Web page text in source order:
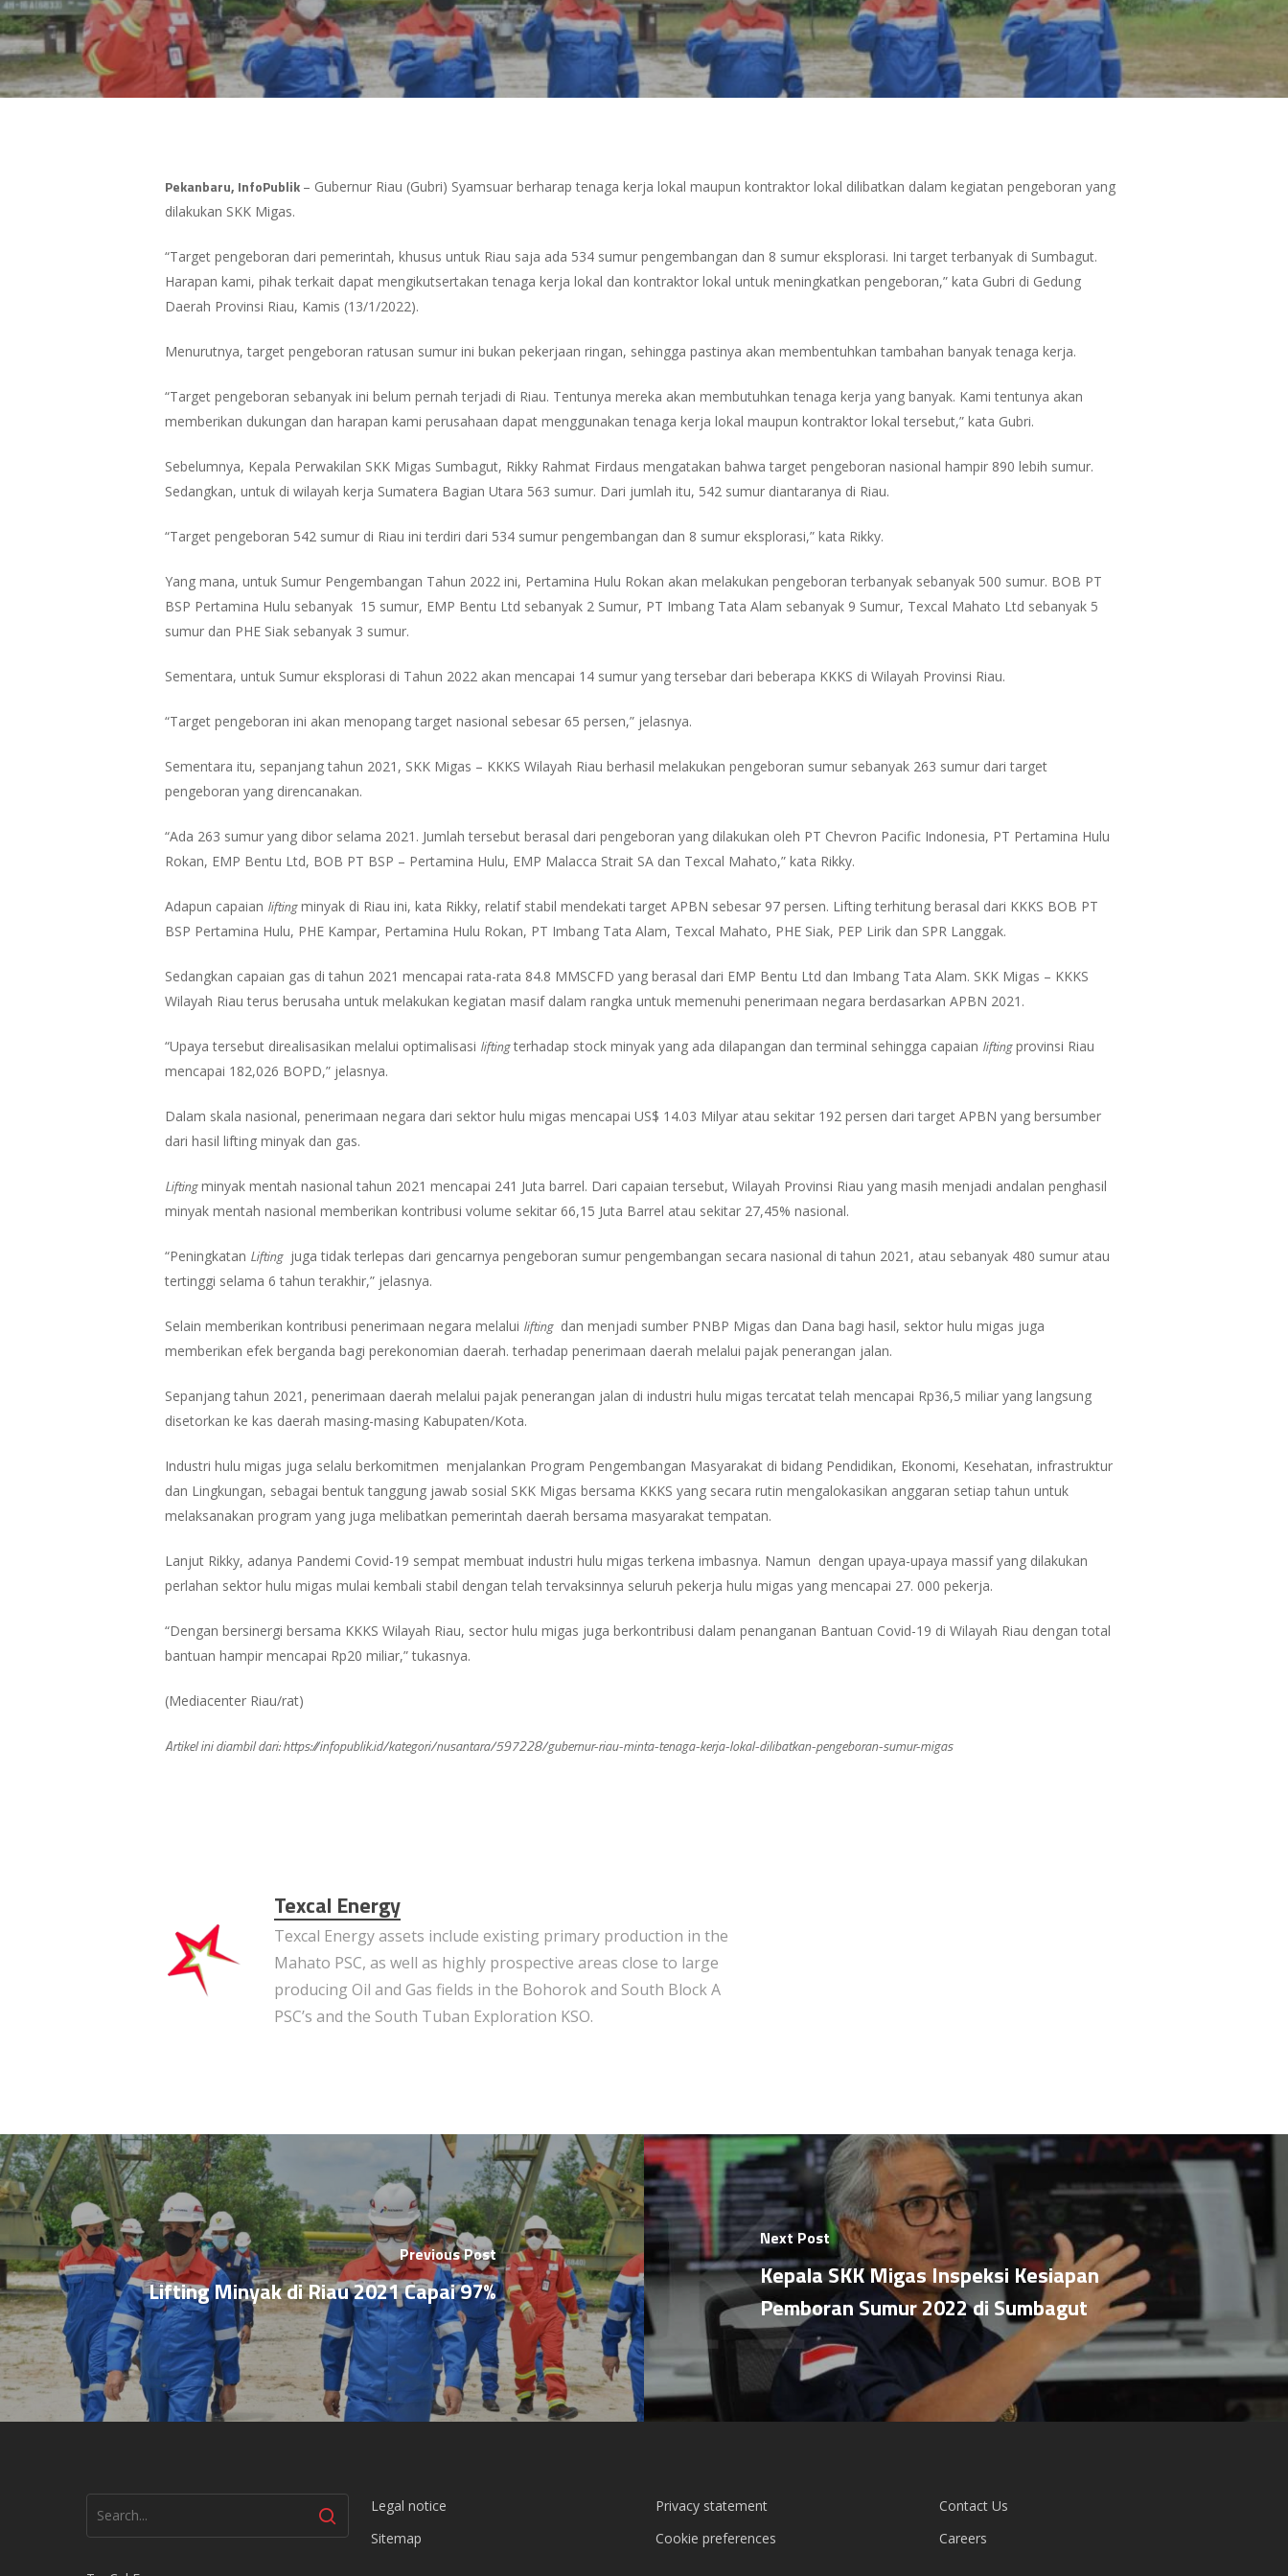
Hit enter to search or ESC to close
Pekanbaru, InfoPublik – Gubernur Riau (Gubri) Syamsuar berharap tenaga kerja lokal maupun kontraktor lokal dilibatkan dalam kegiatan pengeboran yang
dilakukan SKK Migas.
“Target pengeboran dari pemerintah, khusus untuk Riau saja ada 534 sumur pengembangan dan 8 sumur eksplorasi. Ini target terbanyak di Sumbagut.
Harapan kami, pihak terkait dapat mengikutsertakan tenaga kerja lokal dan kontraktor lokal untuk meningkatkan pengeboran,” kata Gubri di Gedung
Daerah Provinsi Riau, Kamis (13/1/2022).
Menurutnya, target pengeboran ratusan sumur ini bukan pekerjaan ringan, sehingga pastinya akan membentuhkan tambahan banyak tenaga kerja.
“Target pengeboran sebanyak ini belum pernah terjadi di Riau. Tentunya mereka akan membutuhkan tenaga kerja yang banyak. Kami tentunya akan
memberikan dukungan dan harapan kami perusahaan dapat menggunakan tenaga kerja lokal maupun kontraktor lokal tersebut,” kata Gubri.
Sebelumnya, Kepala Perwakilan SKK Migas Sumbagut, Rikky Rahmat Firdaus mengatakan bahwa target pengeboran nasional hampir 890 lebih sumur.
Sedangkan, untuk di wilayah kerja Sumatera Bagian Utara 563 sumur. Dari jumlah itu, 542 sumur diantaranya di Riau.
“Target pengeboran 542 sumur di Riau ini terdiri dari 534 sumur pengembangan dan 8 sumur eksplorasi,” kata Rikky.
Yang mana, untuk Sumur Pengembangan Tahun 2022 ini, Pertamina Hulu Rokan akan melakukan pengeboran terbanyak sebanyak 500 sumur. BOB PT
BSP Pertamina Hulu sebanyak 15 sumur, EMP Bentu Ltd sebanyak 2 Sumur, PT Imbang Tata Alam sebanyak 9 Sumur, Texcal Mahato Ltd sebanyak 5
sumur dan PHE Siak sebanyak 3 sumur.
Sementara, untuk Sumur eksplorasi di Tahun 2022 akan mencapai 14 sumur yang tersebar dari beberapa KKKS di Wilayah Provinsi Riau.
“Target pengeboran ini akan menopang target nasional sebesar 65 persen,” jelasnya.
Sementara itu, sepanjang tahun 2021, SKK Migas – KKKS Wilayah Riau berhasil melakukan pengeboran sumur sebanyak 263 sumur dari target
pengeboran yang direncanakan.
“Ada 263 sumur yang dibor selama 2021. Jumlah tersebut berasal dari pengeboran yang dilakukan oleh PT Chevron Pacific Indonesia, PT Pertamina Hulu
Rokan, EMP Bentu Ltd, BOB PT BSP – Pertamina Hulu, EMP Malacca Strait SA dan Texcal Mahato,” kata Rikky.
Adapun capaian liftingminyak di Riau ini, kata Rikky, relatif stabil mendekati target APBN sebesar 97 persen. Lifting terhitung berasal dari KKKS BOB PT
BSP Pertamina Hulu, PHE Kampar, Pertamina Hulu Rokan, PT Imbang Tata Alam, Texcal Mahato, PHE Siak, PEP Lirik dan SPR Langgak.
Sedangkan capaian gas di tahun 2021 mencapai rata-rata 84.8 MMSCFD yang berasal dari EMP Bentu Ltd dan Imbang Tata Alam. SKK Migas – KKKS
Wilayah Riau terus berusaha untuk melakukan kegiatan masif dalam rangka untuk memenuhi penerimaan negara berdasarkan APBN 2021.
“Upaya tersebut direalisasikan melalui optimalisasi liftingterhadap stock minyak yang ada dilapangan dan terminal sehingga capaian liftingprovinsi Riau
mencapai 182,026 BOPD,” jelasnya.
Dalam skala nasional, penerimaan negara dari sektor hulu migas mencapai US$ 14.03 Milyar atau sekitar 192 persen dari target APBN yang bersumber
dari hasil lifting minyak dan gas.
Liftingminyak mentah nasional tahun 2021 mencapai 241 Juta barrel. Dari capaian tersebut, Wilayah Provinsi Riau yang masih menjadi andalan penghasil
minyak mentah nasional memberikan kontribusi volume sekitar 66,15 Juta Barrel atau sekitar 27,45% nasional.
“Peningkatan Liftingjuga tidak terlepas dari gencarnya pengeboran sumur pengembangan secara nasional di tahun 2021, atau sebanyak 480 sumur atau
tertinggi selama 6 tahun terakhir,” jelasnya.
Selain memberikan kontribusi penerimaan negara melalui liftingdan menjadi sumber PNBP Migas dan Dana bagi hasil, sektor hulu migas juga
memberikan efek berganda bagi perekonomian daerah. terhadap penerimaan daerah melalui pajak penerangan jalan.
Sepanjang tahun 2021, penerimaan daerah melalui pajak penerangan jalan di industri hulu migas tercatat telah mencapai Rp36,5 miliar yang langsung
disetorkan ke kas daerah masing-masing Kabupaten/Kota.
Industri hulu migas juga selalu berkomitmen menjalankan Program Pengembangan Masyarakat di bidang Pendidikan, Ekonomi, Kesehatan, infrastruktur
dan Lingkungan, sebagai bentuk tanggung jawab sosial SKK Migas bersama KKKS yang secara rutin mengalokasikan anggaran setiap tahun untuk
melaksanakan program yang juga melibatkan pemerintah daerah bersama masyarakat tempatan.
Lanjut Rikky, adanya Pandemi Covid-19 sempat membuat industri hulu migas terkena imbasnya. Namun dengan upaya-upaya massif yang dilakukan
perlahan sektor hulu migas mulai kembali stabil dengan telah tervaksinnya seluruh pekerja hulu migas yang mencapai 27. 000 pekerja.
“Dengan bersinergi bersama KKKS Wilayah Riau, sector hulu migas juga berkontribusi dalam penanganan Bantuan Covid-19 di Wilayah Riau dengan total
bantuan hampir mencapai Rp20 miliar,” tukasnya.
(Mediacenter Riau/rat)
Artikel ini diambil dari: https://infopublik.id/kategori/nusantara/597228/gubernur-riau-minta-tenaga-kerja-lokal-dilibatkan-pengeboran-sumur-migas
Texcal Energy
Texcal Energy assets include existing primary production in the
Mahato PSC, as well as highly prospective areas close to large
producing Oil and Gas fields in the Bohorok and South Block A
PSC’s and the South Tuban Exploration KSO.
Previous Post
Lifting Minyak di Riau 2021 Capai 97%
Next Post
Kepala SKK Migas Inspeksi Kesiapan
Pemboran Sumur 2022 di Sumbagut
Legal notice
Sitemap
Privacy statement
Cookie preferences
Contact Us
Careers